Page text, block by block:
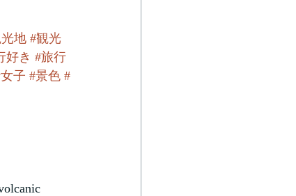
地 #観光
好き #旅行
子 #景色 #